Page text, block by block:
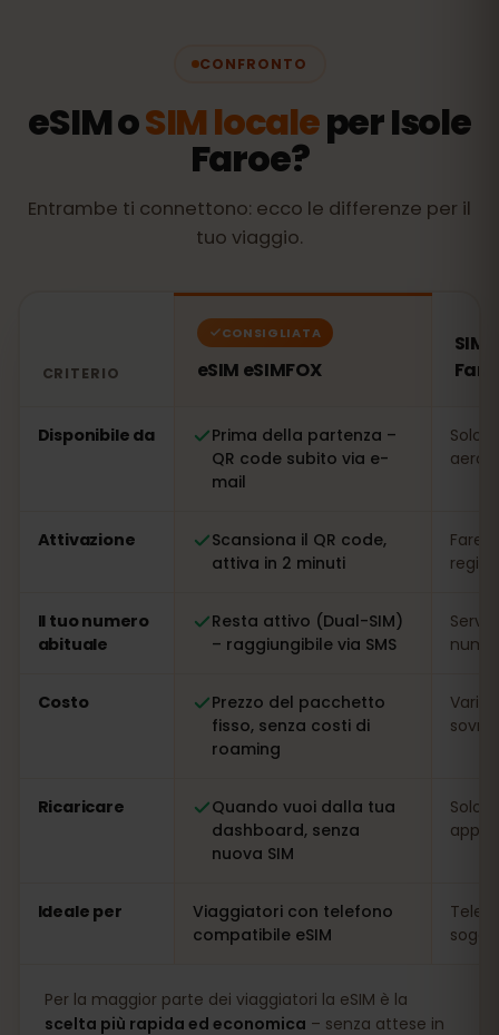
CONFRONTO
eSIM oSIM localeper Isole
Faroe?
Entrambe ti connettono: ecco le differenze per il
tuo viaggio.
CRITERIO
CONSIGLIATA
eSIM eSIMFOX
SIM
Disponibile da
Prima della partenza –
QR code subito via e-
mail
Solo
Attivazione
Scansiona il QR code,
attiva in 2 minuti
Fare
Il tuo numero
abituale
Resta attivo (Dual-SIM)
– raggiungibile via SMS
Costo
Prezzo del pacchetto
fisso, senza costi di
roaming
Ricaricare
Quando vuoi dalla tua
dashboard, senza
nuova SIM
Solo
app
Ideale per
Viaggiatori con telefono
compatibile eSIM
Per la maggior parte dei viaggiatori la eSIM è la
scelta più rapida ed economica – senza attese in